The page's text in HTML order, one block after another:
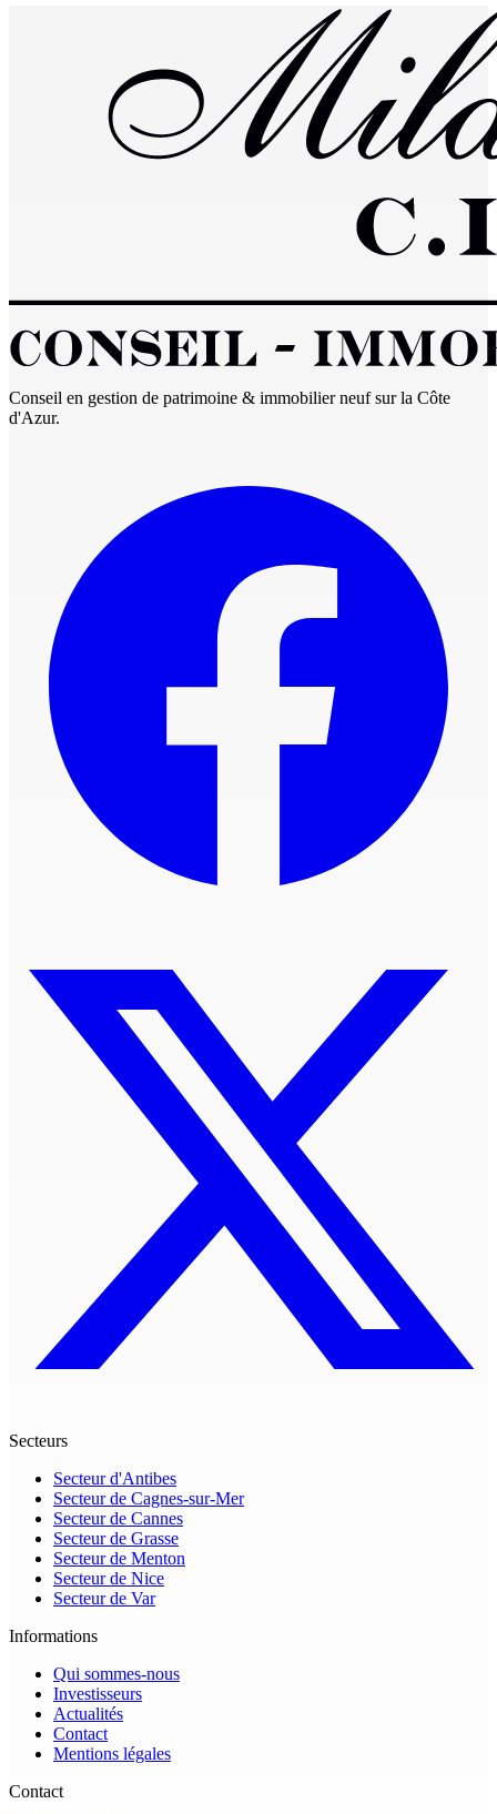
Conseil en gestion de patrimoine & immobilier neuf sur la Côte
d'Azur.
Secteurs
Secteur d'Antibes
Secteur de Cagnes-sur-Mer
Secteur de Cannes
Secteur de Grasse
Secteur de Menton
Secteur de Nice
Secteur de Var
Informations
Qui sommes-nous
Investisseurs
Actualités
Contact
Mentions légales
Contact